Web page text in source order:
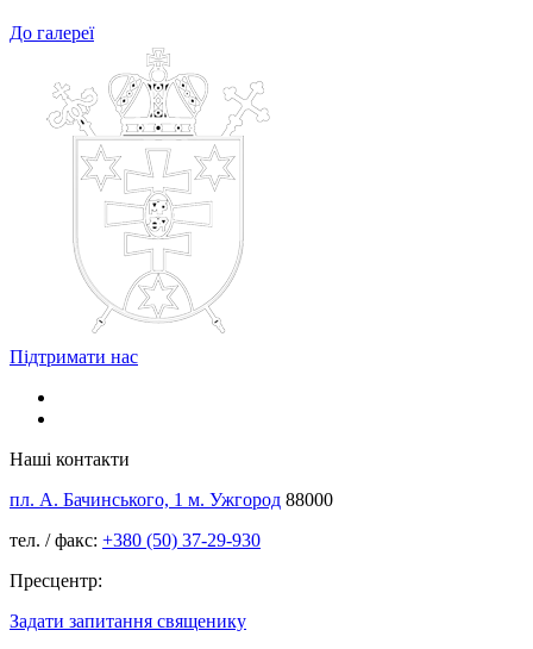
До галереї
Підтримати нас
Наші контакти
пл. А. Бачинського, 1 м. Ужгород 88000
тел. / факс: +380 (50) 37-29-930
Пресцентр:
Задати запитання священику